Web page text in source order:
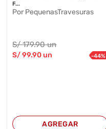
F...
Por PequenasTravesuras
S/179.90 un
S/99.90 un -44%
AGREGAR